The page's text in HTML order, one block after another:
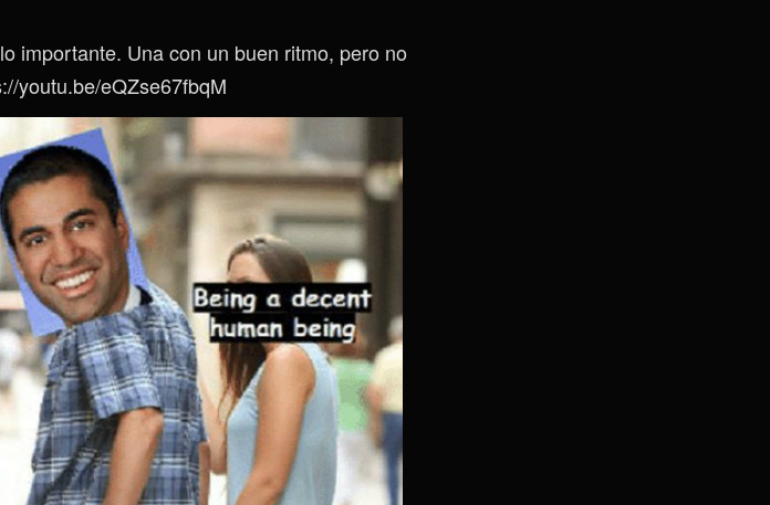
importante. Una con un buen ritmo, pero no
youtu.be/eQZse67fbqM